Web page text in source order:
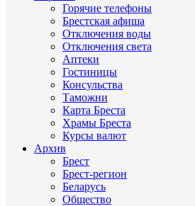
Горячие телефоны
Брестская афиша
Отключения воды
Отключения света
Аптеки
Гостиницы
Консульства
Таможни
Карта Бреста
Храмы Бреста
Курсы валют
Архив
Брест
Брест-регион
Беларусь
Общество